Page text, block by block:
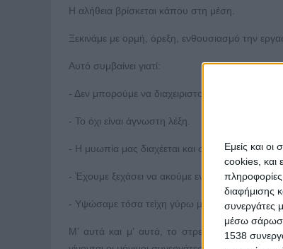
Εμείς και
cookies, και
πληροφορίες
διαφήμισης
συνεργάτες
μέσω
1538
Η αλήθεια βρίσκεται κάπου στη μέση.
Ξεκινάμε με ορμή, όρεξη, ενθουσιασμό την
Αυτό συμβαίνει γιατί:
- Δεν μπορούμε να διαχειριστούμε καλά τον
- Το όχι είναι άγνωστη λέξη.
- Η μυωπία μας διαχέεται και στους γύρω μας
- Έχουμε ξεχάσει να ακούμε ενεργητικά,
- Υψώσαμε τόσα τείχη γύρω μας, που είναι
Μ’ αυτά και μ’ αυτά, το στρες, το αίσθημα